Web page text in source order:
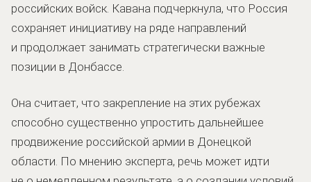
российских войск. Кавана подчеркнула, что Россия
сохраняет инициативу на ряде направлений
и продолжает занимать стратегически важные
позиции в Донбассе.
Она считает, что закрепление на этих рубежах
способно существенно упростить дальнейшее
продвижение российской армии в Донецкой
области. По мнению эксперта, речь может идти